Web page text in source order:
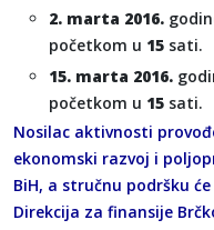
2. marta 2016.
početkom u 15 sati.
15. marta 2016.
početkom u 15 sati.
Nosilac aktivnosti
ekonomski razvoj i
BiH, a stručnu podršku
Direkcija za finansije